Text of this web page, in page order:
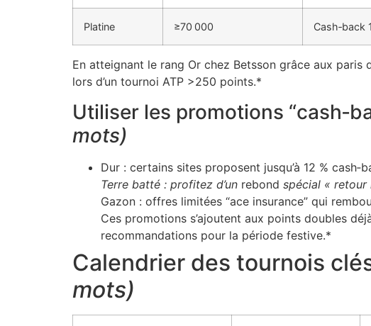
Platine ≥70 000 Cash‑back
En atteignant le rang Or chez Betsson grâce aux
lors d’un tournoi ATP >250 points.*
Utiliser les promotions
mots)
Dur : certains sites proposent jusqu’à 12 %
Terre batté : profitez d’un rebond spécial « retour
Gazon : offres limitées “ace insurance” qui
Ces promotions s’ajoutent aux points doubles
recommandations pour la période festive.*
Calendrier des tournois
mots)